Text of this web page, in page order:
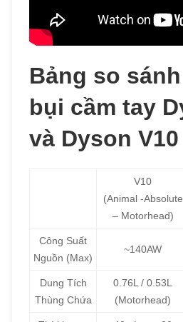
Bảng so
bụi cầm tay
và Dyson V10
V10
(Animal -Absolute
– Motorhead)
Công Suất
Nguồn (Max)
~140AW
Dung Tích
Thùng Chứa
0.76L / 0.53L
(Motorhead)